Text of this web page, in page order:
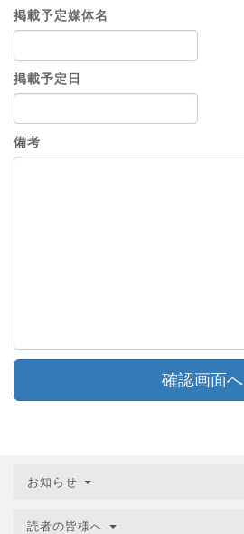
掲載予定媒体名
掲載予定日
備考
確認画面へ
お知らせ
読者の皆様へ